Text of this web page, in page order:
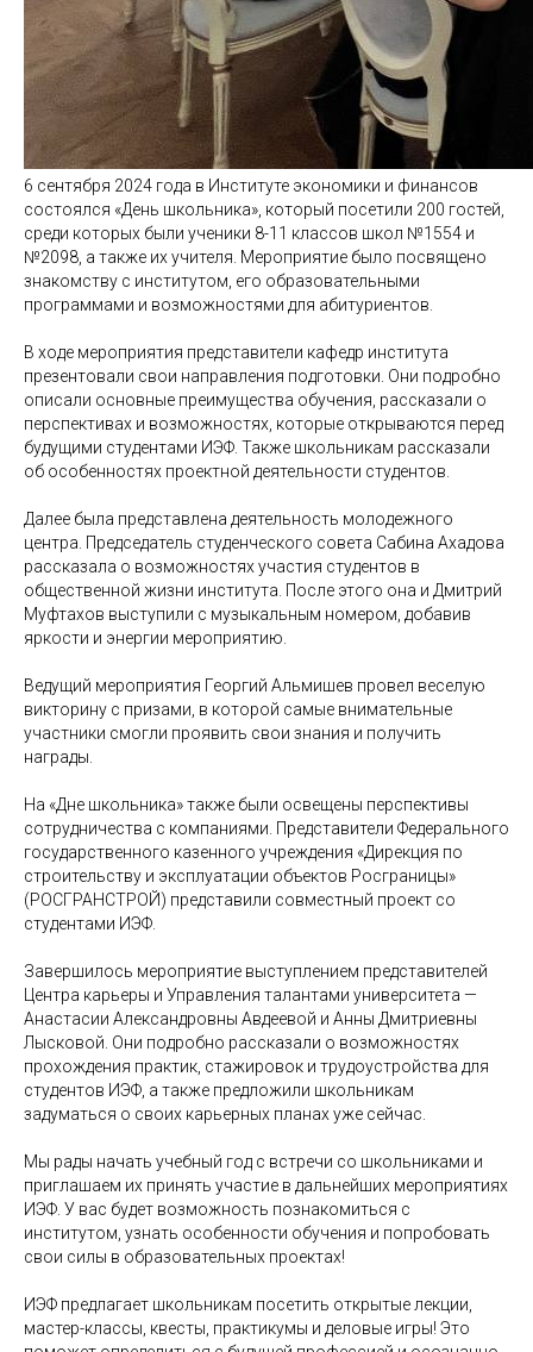
6 сентября 2024 года в Институте экономики и финансов
состоялся «День школьника», который посетили 200 гостей,
среди которых были ученики 8-11 классов школ №1554 и
№2098, а также их учителя. Мероприятие было посвящено
знакомству с институтом, его образовательными
программами и возможностями для абитуриентов.
В ходе мероприятия представители кафедр института
презентовали свои направления подготовки. Они подробно
описали основные преимущества обучения, рассказали о
перспективах и возможностях, которые открываются перед
будущими студентами ИЭФ. Также школьникам рассказали
об особенностях проектной деятельности студентов.
Далее была представлена деятельность молодежного
центра. Председатель студенческого совета Сабина Ахадова
рассказала о возможностях участия студентов в
общественной жизни института. После этого она и Дмитрий
Муфтахов выступили с музыкальным номером, добавив
яркости и энергии мероприятию.
Ведущий мероприятия Георгий Альмишев провел веселую
викторину с призами, в которой самые внимательные
участники смогли проявить свои знания и получить
награды.
На «Дне школьника» также были освещены перспективы
сотрудничества с компаниями. Представители Федерального
государственного казенного учреждения «Дирекция по
строительству и эксплуатации объектов Росграницы»
(РОСГРАНСТРОЙ) представили совместный проект со
студентами ИЭФ.
Завершилось мероприятие выступлением представителей
Центра карьеры и Управления талантами университета —
Анастасии Александровны Авдеевой и Анны Дмитриевны
Лысковой. Они подробно рассказали о возможностях
прохождения практик, стажировок и трудоустройства для
студентов ИЭФ, а также предложили школьникам
задуматься о своих карьерных планах уже сейчас.
Мы рады начать учебный год с встречи со школьниками и
приглашаем их принять участие в дальнейших мероприятиях
ИЭФ. У вас будет возможность познакомиться с
институтом, узнать особенности обучения и попробовать
свои силы в образовательных проектах!
ИЭФ предлагает школьникам посетить открытые лекции,
мастер-классы, квесты, практикумы и деловые игры! Это